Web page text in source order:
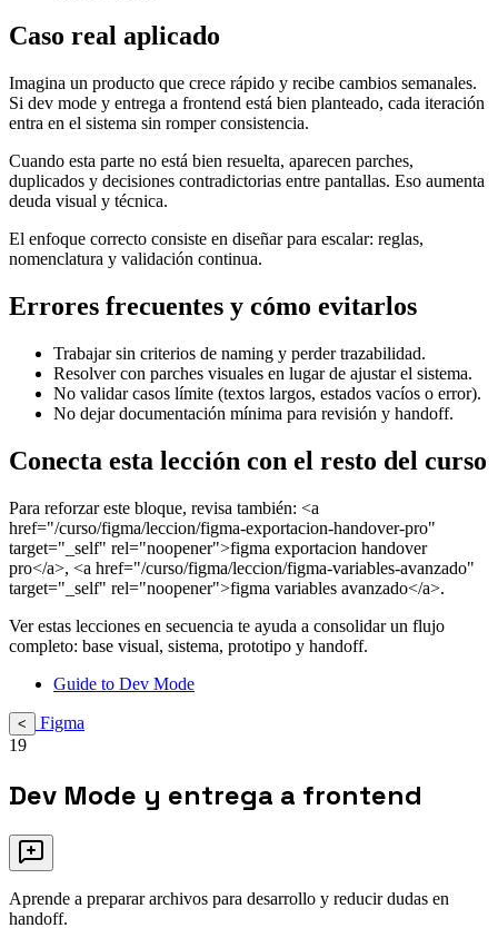
Caso real aplicado
Imagina un producto que crece rápido y recibe cambios semanales.
Si dev mode y entrega a frontend está bien planteado, cada iteración
entra en el sistema sin romper consistencia.
Cuando esta parte no está bien resuelta, aparecen parches,
duplicados y decisiones contradictorias entre pantallas. Eso aumenta
deuda visual y técnica.
El enfoque correcto consiste en diseñar para escalar: reglas,
nomenclatura y validación continua.
Errores frecuentes y cómo evitarlos
Trabajar sin criterios de naming y perder trazabilidad.
Resolver con parches visuales en lugar de ajustar el sistema.
No validar casos límite (textos largos, estados vacíos o error).
No dejar documentación mínima para revisión y handoff.
Conecta esta lección con el resto del curso
Para reforzar este bloque, revisa también: <a
href="/curso/figma/leccion/figma-exportacion-handover-pro"
target="_self" rel="noopener">figma exportacion handover
pro</a>, <a href="/curso/figma/leccion/figma-variables-avanzado"
target="_self" rel="noopener">figma variables avanzado</a>.
Ver estas lecciones en secuencia te ayuda a consolidar un flujo
completo: base visual, sistema, prototipo y handoff.
Guide to Dev Mode
<
Figma
19
Dev Mode y entrega a frontend
Aprende a preparar archivos para desarrollo y reducir dudas en
handoff.